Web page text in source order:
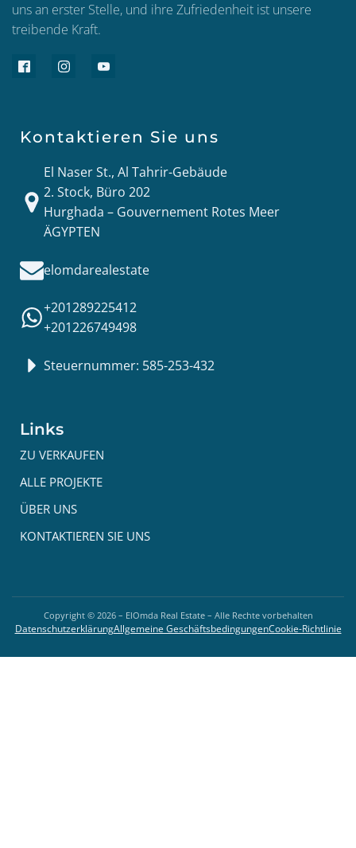
uns an erster Stelle, und ihre Zufriedenheit ist unsere
treibende Kraft.
Kontaktieren Sie uns
El Naser St., Al Tahrir-Gebäude
2. Stock, Büro 202
Hurghada – Gouvernement Rotes Meer
ÄGYPTEN
elomdarealestate
+201289225412
+201226749498
Steuernummer: 585-253-432
Links
ZU VERKAUFEN
ALLE PROJEKTE
ÜBER UNS
KONTAKTIEREN SIE UNS
Copyright © 2026– ElOmda Real Estate – Alle Rechte vorbehalten
DatenschutzerklärungAllgemeine GeschäftsbedingungenCookie-Richtlinie